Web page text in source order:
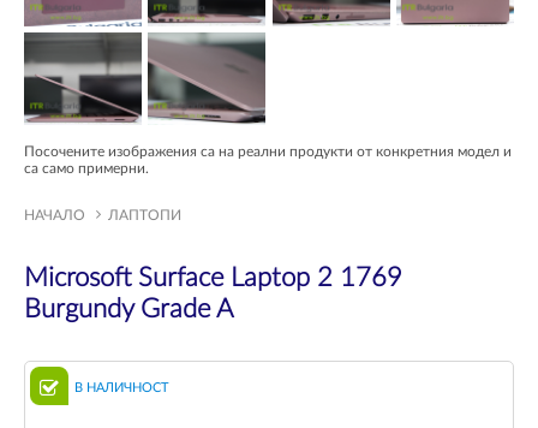
Посочените изображения са на реални продукти от конкретния модел и
са само примерни.
НАЧАЛО ЛАПТОПИ
Microsoft Surface Laptop 2 1769
Burgundy Grade A
В НАЛИЧНОСТ